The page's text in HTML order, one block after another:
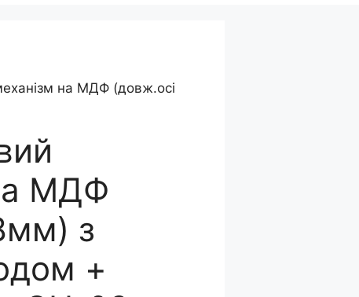
на МДФ (довж.осі
МДФ
з
+